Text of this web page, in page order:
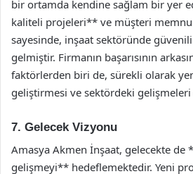
bir ortamda kendine sağlam bir yer
kaliteli projeleri** ve müşteri
sayesinde, inşaat sektöründe
gelmiştir. Firmanın başarısının
faktörlerden biri de, sürekli olarak
geliştirmesi ve sektördeki
7. Gelecek Vizyonu
Amasya Akmen İnşaat, gelecekte de
gelişmeyi** hedeflemektedir. Yeni